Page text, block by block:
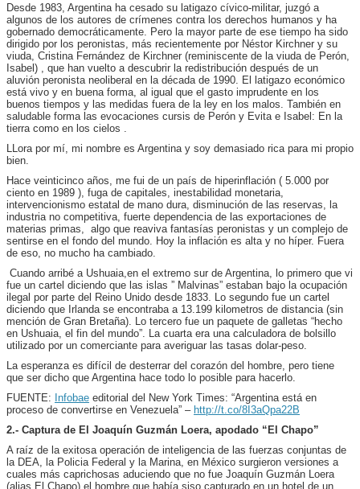
Desde 1983, Argentina ha cesado su latigazo cívico-militar, juzgó a
algunos de los autores de crímenes contra los derechos humanos y ha
gobernado democráticamente. Pero la mayor parte de ese tiempo ha sido
dirigido por los peronistas, más recientemente por Néstor Kirchner y su
viuda, Cristina Fernández de Kirchner (reminiscente de la viuda de Perón,
Isabel) , que han vuelto a descubrir la redistribución después de un
aluvión peronista neoliberal en la década de 1990. El latigazo económico
está vivo y en buena forma, al igual que el gasto imprudente en los
buenos tiempos y las medidas fuera de la ley en los malos. También en
saludable forma las evocaciones cursis de Perón y Evita e Isabel: En la
tierra como en los cielos .
LLora por mí, mi nombre es Argentina y soy demasiado rica para mi propio
bien.
Hace veinticinco años, me fui de un país de hiperinflación ( 5.000 por
ciento en 1989 ), fuga de capitales, inestabilidad monetaria,
intervencionismo estatal de mano dura, disminución de las reservas, la
industria no competitiva, fuerte dependencia de las exportaciones de
materias primas, algo que reaviva fantasías peronistas y un complejo de
sentirse en el fondo del mundo. Hoy la inflación es alta y no híper. Fuera
de eso, no mucho ha cambiado.
Cuando arribé a Ushuaia,en el extremo sur de Argentina, lo primero que vi
fue un cartel diciendo que las islas ” Malvinas” estaban bajo la ocupación
ilegal por parte del Reino Unido desde 1833. Lo segundo fue un cartel
diciendo que Irlanda se encontraba a 13.199 kilometros de distancia (sin
mención de Gran Bretaña). Lo tercero fue un paquete de galletas “hecho
en Ushuaia, el fin del mundo”. La cuarta era una calculadora de bolsillo
utilizado por un comerciante para averiguar las tasas dolar-peso.
La esperanza es difícil de desterrar del corazón del hombre, pero tiene
que ser dicho que Argentina hace todo lo posible para hacerlo.
FUENTE: Infobae editorial del New York Times: “Argentina está en
proceso de convertirse en Venezuela” – http://t.co/8I3aQpa22B
2.- Captura de El Joaquín Guzmán Loera, apodado “El Chapo”
A raíz de la exitosa operación de inteligencia de las fuerzas conjuntas de
la DEA, la Policia Federal y la Marina, en México surgieron versiones a
cuales más caprichosas aduciendo que no fue Joaquín Guzmán Loera
(alias El Chapo) el hombre que había siso capturado en un hotel de un